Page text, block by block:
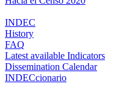
INDEC
History
FAQ
Latest available Indicators
Dissemination Calendar
INDECcionario